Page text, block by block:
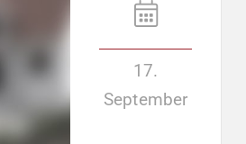
17.
September